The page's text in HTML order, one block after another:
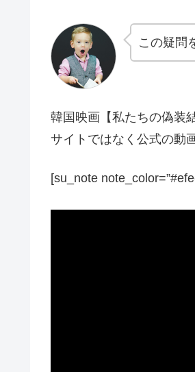
この疑問
韓国映画【私たちの偽装
サイトではなく公式の動
[su_note